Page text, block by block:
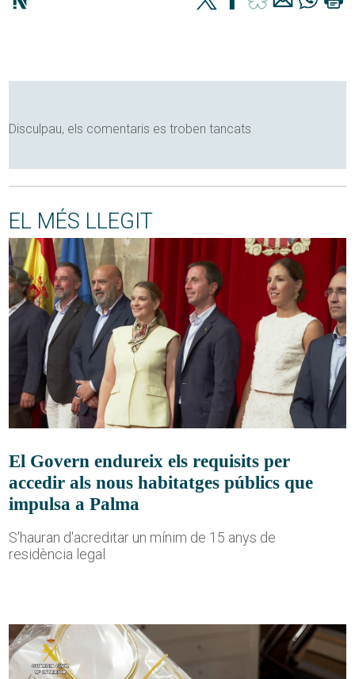
Disculpau, els comentaris es troben tancats
EL MÉS LLEGIT
El Govern endureix els requisits per
accedir als nous habitatges públics que
impulsa a Palma
S'hauran d'acreditar un mínim de 15 anys de
residència legal